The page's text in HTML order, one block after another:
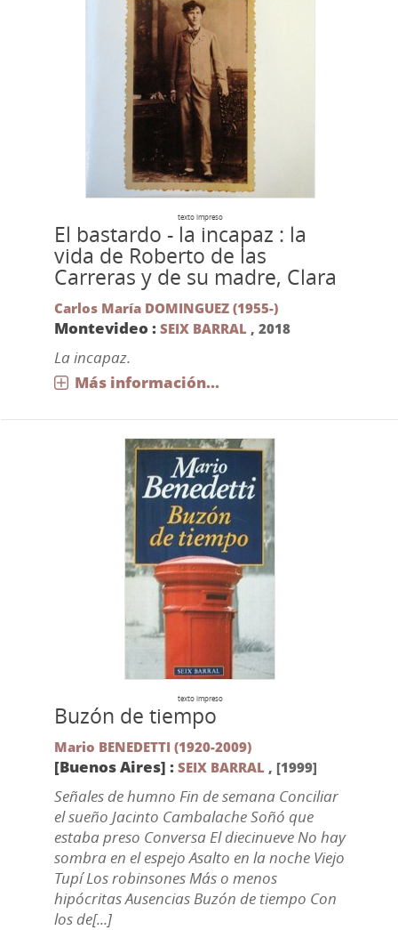
texto impreso
El bastardo - la incapaz : la
vida de Roberto de las
Carreras y de su madre, Clara
Carlos María DOMINGUEZ (1955-)
Montevideo : SEIX BARRAL , 2018
La incapaz.
Más información...
texto impreso
Buzón de tiempo
Mario BENEDETTI (1920-2009)
[Buenos Aires] : SEIX BARRAL , [1999]
Señales de humno Fin de semana Conciliar
el sueño Jacinto Cambalache Soñó que
estaba preso Conversa El diecinueve No hay
sombra en el espejo Asalto en la noche Viejo
Tupí Los robinsones Más o menos
hipócritas Ausencias Buzón de tiempo Con
los de[...]